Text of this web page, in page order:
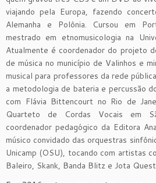
viajando pela Europa, fazendo
Alemanha e Polônia. Cursou em
mestrado em etnomusicologia na
Atualmente é coordenador do projeto
de música no município de Valinhos e
musical para professores da rede
a metodologia de bateria e percussão
com Flávia Bittencourt no Rio de
Quarteto de Cordas Vocais em
coordenador pedagógico da Editora
músico convidado das orquestras
Unicamp (OSU), tocando com artistas
Baleiro, Skank, Banda Blitz e Jota